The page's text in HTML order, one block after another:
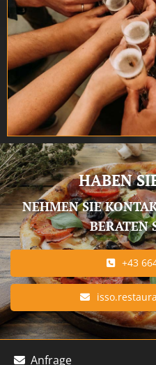
HABEN
NEHMEN SIE
BERATEN
+43
 Anfrage